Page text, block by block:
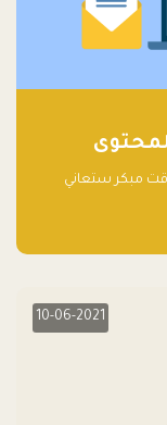
مبكر ستعاني
10-06-2021